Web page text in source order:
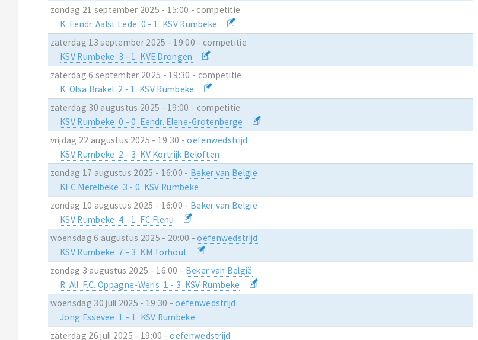
zondag 21 september 2025 - 15:00 - competitie
K. Eendr. Aalst Lede 0 - 1 KSV Rumbeke
zaterdag 13 september 2025 - 19:00 - competitie
KSV Rumbeke 3 - 1 KVE Drongen
zaterdag 6 september 2025 - 19:30 - competitie
K. Olsa Brakel 2 - 1 KSV Rumbeke
zaterdag 30 augustus 2025 - 19:00 - competitie
KSV Rumbeke 0 - 0 Eendr. Elene-Grotenberge
vrijdag 22 augustus 2025 - 19:30 -oefenwedstrijd
KSV Rumbeke 2 - 3 KV Kortrijk Beloften
zondag 17 augustus 2025 - 16:00 - Beker van België
KFC Merelbeke 3 - 0 KSV Rumbeke
zondag 10 augustus 2025 - 16:00 - Beker van België
KSV Rumbeke 4 - 1 FC Flenu
woensdag 6 augustus 2025 - 20:00 -oefenwedstrijd
KSV Rumbeke 7 - 3 KM Torhout
zondag 3 augustus 2025 - 16:00 - Beker van België
R. All. F.C. Oppagne-Weris 1 - 3 KSV Rumbeke
woensdag 30 juli 2025 - 19:30 -oefenwedstrijd
Jong Essevee 1 - 1 KSV Rumbeke
zaterdag 26 juli 2025 - 19:00 -oefenwedstrijd